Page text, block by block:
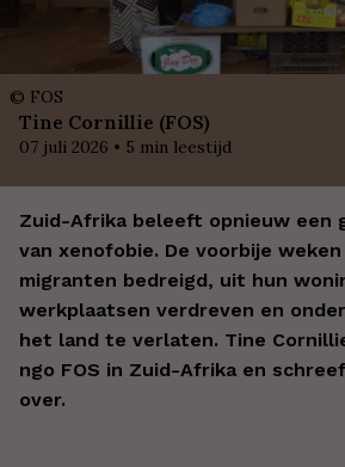
© FOS
Tine Cornillie (FOS)
07 juli 2026 • 5 min leestijd
Zuid-Afrika beleeft opnieuw een
van xenofobie. De voorbije
migranten bedreigd, uit hun
werkplaatsen verdreven en
het land te verlaten. Tine
ngo FOS in Zuid-Afrika en
over.